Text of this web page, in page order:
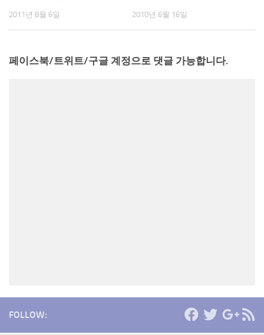
2011년 8월 6일 2010년 6월 16일
페이스북/트위트/구글 계정으로 댓글 가능합니다.
FOLLOW: